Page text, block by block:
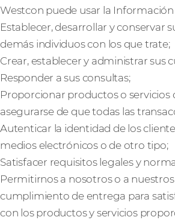
Westcon puede usar la
Establecer, desarrollar y conservar
demás individuos con los que trate;
Crear, establecer y administrar sus
Responder a sus consultas;
Proporcionar productos o servicios
asegurarse de que todas las
Autenticar la identidad de los
medios electrónicos o de otro tipo;
Satisfacer requisitos legales y
Permitirnos a nosotros o a
cumplimiento de entrega para
con los productos y servicios